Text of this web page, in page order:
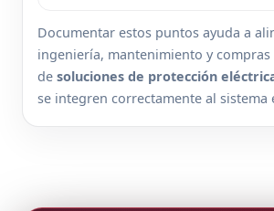
Documentar estos puntos ayuda a
ingeniería, mantenimiento y compras
de soluciones de protección
se integren correctamente al sistema